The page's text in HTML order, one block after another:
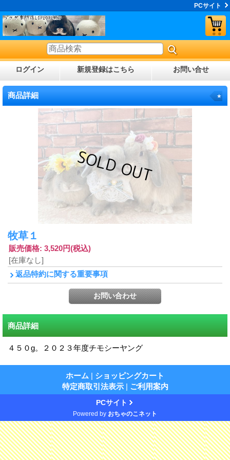
PCサイト
ログイン 新規登録はこちら お問い合せ
商品詳細 ⭐︎
牧草１
販売価格: 3,520円(税込)
[在庫なし]
返品特約に関する重要事項
商品詳細
４５０g。２０２３年度チモシーヤング
ホーム | ショッピングカート
特定商取引法表示 | ご利用案内
PCサイト
Powered by おちゃのこネット